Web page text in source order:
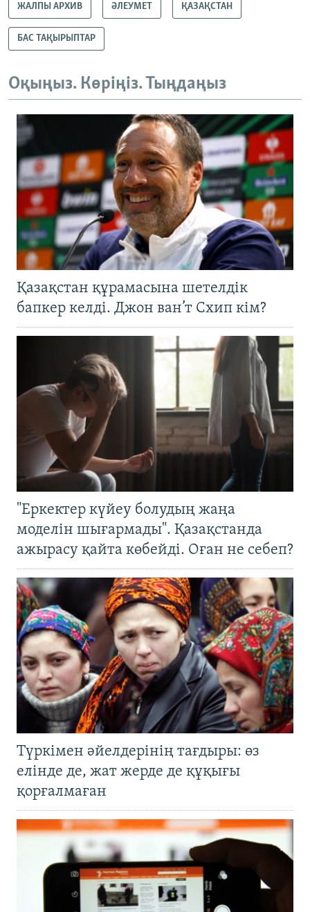
ЖАЛПЫ АРХИВ ӘЛЕУМЕТ ҚАЗАҚСТАН
БАС ТАҚЫРЫПТАР
Оқыңыз. Көріңіз. Тыңдаңыз
Қазақстан құрамасына шетелдік
бапкер келді. Джон ван’т Схип кім?
"Еркектер күйеу болудың жаңа
моделін шығармады". Қазақстанда
ажырасу қайта көбейді. Оған не себеп?
Түркімен әйелдерінің тағдыры: өз
елінде де, жат жерде де құқығы
қорғалмаған